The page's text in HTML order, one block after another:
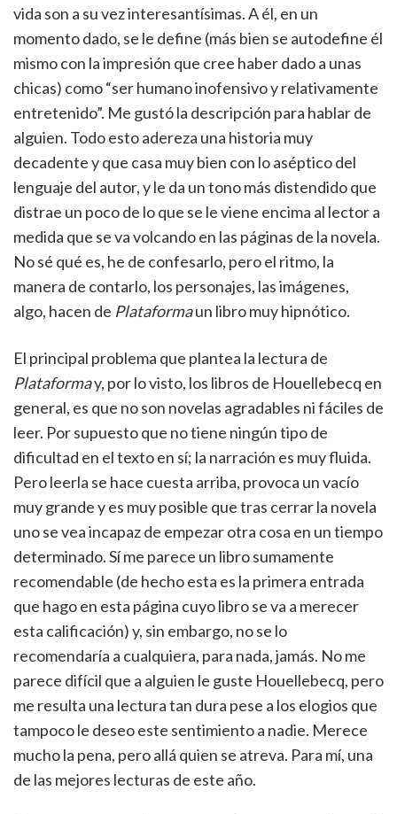
vida son a su vez interesantísimas. A él, en un
momento dado, se le define (más bien se autodefine él
mismo con la impresión que cree haber dado a unas
chicas) como “ser humano inofensivo y relativamente
entretenido”. Me gustó la descripción para hablar de
alguien. Todo esto adereza una historia muy
decadente y que casa muy bien con lo aséptico del
lenguaje del autor, y le da un tono más distendido que
distrae un poco de lo que se le viene encima al lector a
medida que se va volcando en las páginas de la novela.
No sé qué es, he de confesarlo, pero el ritmo, la
manera de contarlo, los personajes, las imágenes,
algo, hacen de Plataformaun libro muy hipnótico.
El principal problema que plantea la lectura de
Plataformay, por lo visto, los libros de Houellebecq en
general, es que no son novelas agradables ni fáciles de
leer. Por supuesto que no tiene ningún tipo de
dificultad en el texto en sí; la narración es muy fluida.
Pero leerla se hace cuesta arriba, provoca un vacío
muy grande y es muy posible que tras cerrar la novela
uno se vea incapaz de empezar otra cosa en un tiempo
determinado. Sí me parece un libro sumamente
recomendable (de hecho esta es la primera entrada
que hago en esta página cuyo libro se va a merecer
esta calificación) y, sin embargo, no se lo
recomendaría a cualquiera, para nada, jamás. No me
parece difícil que a alguien le guste Houellebecq, pero
me resulta una lectura tan dura pese a los elogios que
tampoco le deseo este sentimiento a nadie. Merece
mucho la pena, pero allá quien se atreva. Para mí, una
de las mejores lecturas de este año.